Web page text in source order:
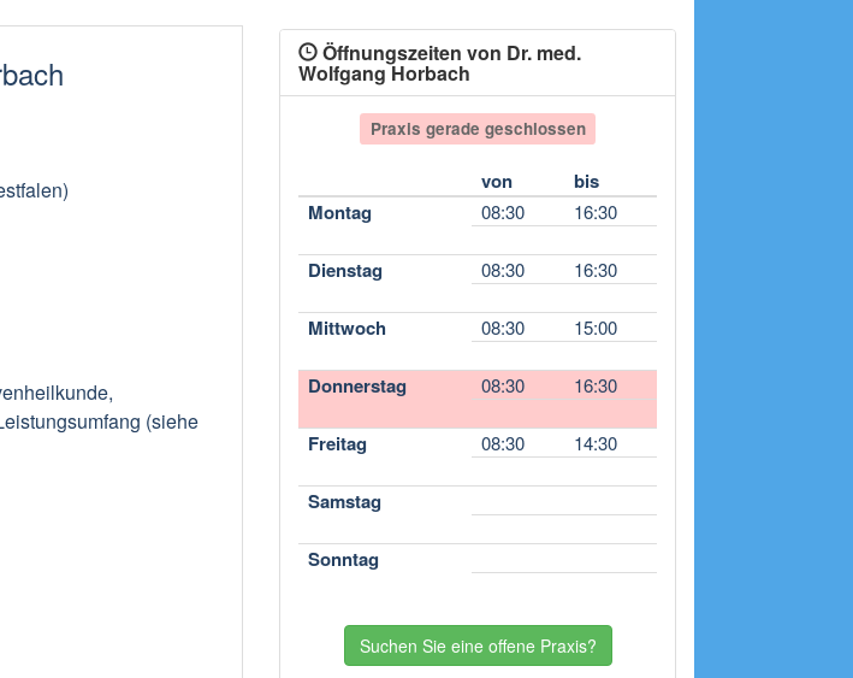
(siehe
Öffnungszeiten von Dr. med.
Wolfgang Horbach
Praxis gerade geschlossen
von
bis
Montag
08:30 16:30
Dienstag 08:30 16:30
Mittwoch 08:30 15:00
Donnerstag 08:30 16:30
Freitag 08:30 14:30
Samstag
Sonntag
Suchen Sie eine offene Praxis?